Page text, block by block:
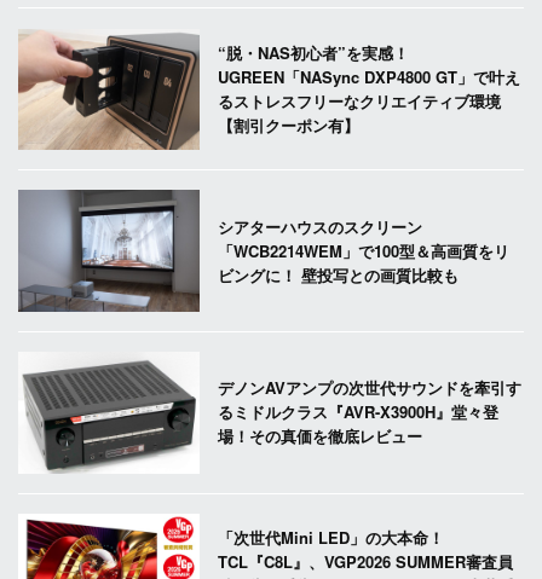
“脱・NAS初心者”を実感！
UGREEN「NASync DXP4800 GT」で叶え
るストレスフリーなクリエイティブ環境
【割引クーポン有】
シアターハウスのスクリーン
「WCB2214WEM」で100型＆高画質をリ
ビングに！ 壁投写との画質比較も
デノンAVアンプの次世代サウンドを牽引す
るミドルクラス『AVR-X3900H』堂々登
場！その真価を徹底レビュー
「次世代Mini LED」の大本命！
TCL『C8L』、VGP2026 SUMMER審査員